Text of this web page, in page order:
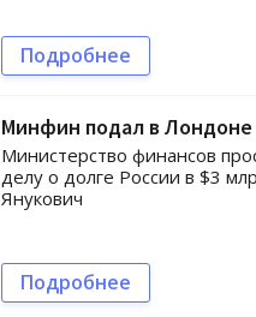
Подробнее
Минфин подал в Лондоне
Министерство финансов
делу о долге России в $3
Янукович
Подробнее